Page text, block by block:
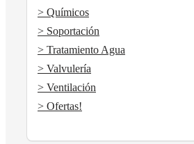
> Químicos
> Soportación
> Tratamiento Agua
> Valvulería
> Ventilación
> Ofertas!